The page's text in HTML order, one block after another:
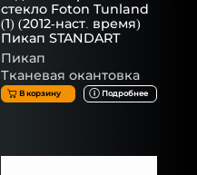
стекло Foton Tunland
(1) (2012-наст. время)
Пикап STANDART
Пикап
Тканевая окантовка
В корзину Подробнее